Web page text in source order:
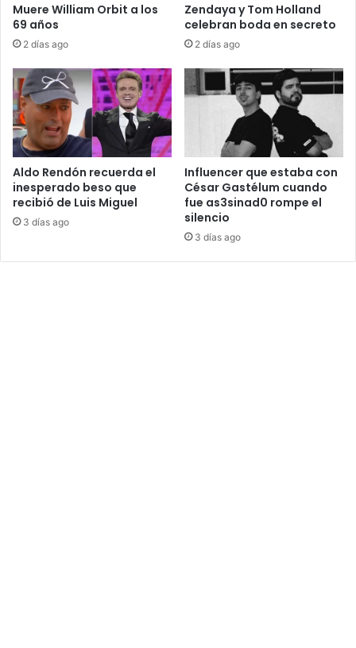
Muere William Orbit a los
69 años
2 días ago
Zendaya y Tom Holland
celebran boda en secreto
2 días ago
Aldo Rendón recuerda el
inesperado beso que
recibió de Luis Miguel
3 días ago
Influencer que estaba con
César Gastélum cuando
fue as3sinad0 rompe el
silencio
3 días ago